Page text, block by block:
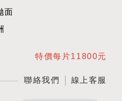
面
特價每片11800元
聯絡我們 線上客服